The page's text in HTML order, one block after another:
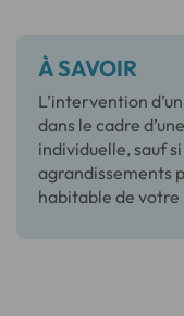
À SAVOIR
L’intervention
dans le cadre
individuelle, sauf
agrandissements
habitable de votre